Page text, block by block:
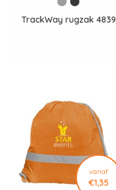
TrackWay rugzak 4839
vanaf
€1,35